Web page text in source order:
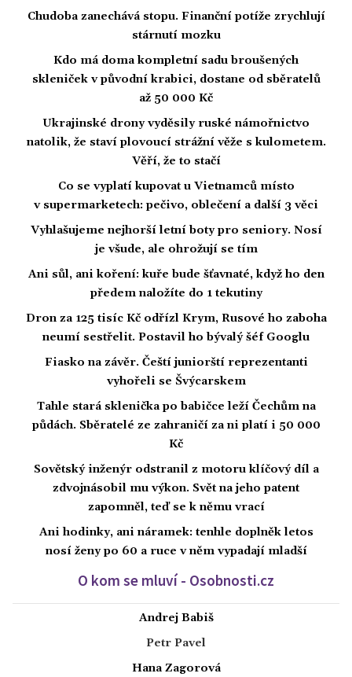
Chudoba zanechává stopu. Finanční potíže zrychlují
stárnutí mozku
Kdo má doma kompletní sadu broušených
skleniček v původní krabici, dostane od sběratelů
až 50 000 Kč
Ukrajinské drony vyděsily ruské námořnictvo
natolik, že staví plovoucí strážní věže s kulometem.
Věří, že to stačí
Co se vyplatí kupovat u Vietnamců místo
v supermarketech: pečivo, oblečení a další 3 věci
Vyhlašujeme nejhorší letní boty pro seniory. Nosí
je všude, ale ohrožují se tím
Ani sůl, ani koření: kuře bude šťavnaté, když ho den
předem naložíte do 1 tekutiny
Dron za 125 tisíc Kč odřízl Krym, Rusové ho zaboha
neumí sestřelit. Postavil ho bývalý šéf Googlu
Fiasko na závěr. Čeští juniorští reprezentanti
vyhořeli se Švýcarskem
Tahle stará sklenička po babičce leží Čechům na
půdách. Sběratelé ze zahraničí za ni platí i 50 000
Kč
Sovětský inženýr odstranil z motoru klíčový díl a
zdvojnásobil mu výkon. Svět na jeho patent
zapomněl, teď se k němu vrací
Ani hodinky, ani náramek: tenhle doplněk letos
nosí ženy po 60 a ruce v něm vypadají mladší
O kom se mluví - Osobnosti.cz
Andrej Babiš
Petr Pavel
Hana Zagorová